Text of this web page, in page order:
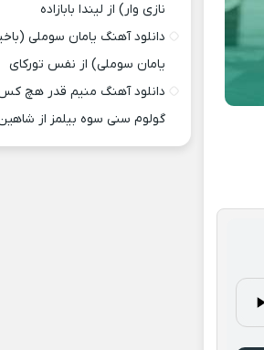
نازی وار) از لیندا بابازاده
دانلود آهنگ یامان سوملی
یامان سوملی) از نفس تورکای
دانلود آهنگ منیم قدر هچ
گولوم سنی سوه بیلمز از